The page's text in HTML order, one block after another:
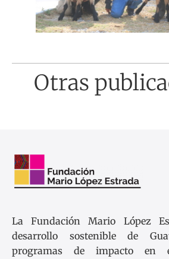
Otras
La Fundación Mario López
desarrollo sostenible de
programas de impacto en